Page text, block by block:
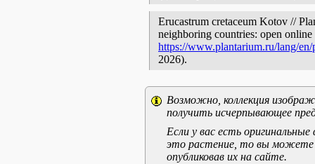
Erucastrum cretaceum Kotov //
neighboring countries: open
https://www.plantarium.ru/lang/
2026).
Возможно, коллекция
получить исчерпывающее
Если у вас есть
это растение, то вы можете
опубликовав их на сайте.